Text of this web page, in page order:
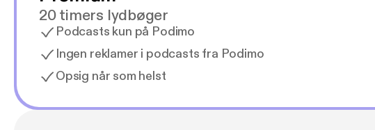
20 timers lydbøger
Podcasts kun på Podimo
Ingen reklamer i podcasts fra Podimo
Opsig når som helst